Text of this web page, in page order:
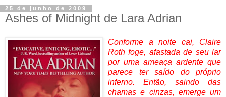
25 de junho de 2009
Ashes of Midnight de Lara Adrian
Conforme a noite cai, Claire
Roth foge, afastada de seu lar
por uma ameaça ardente que
parece ter saído do próprio
inferno. Então, saindo das
chamas e cinzas, emerge um